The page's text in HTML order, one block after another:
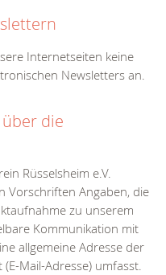
Internetseiten keine
Newsletters an.
die
Rüsselsheim e.V.
Vorschriften Angaben, die
zu unserem
Kommunikation mit
allgemeine Adresse der
Mail-Adresse) umfasst.